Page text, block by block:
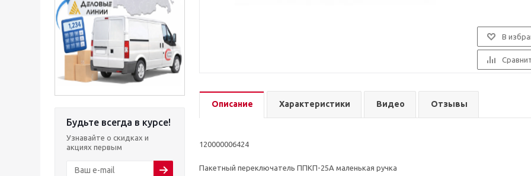
Будьте всегда в курсе!
Узнавайте о скидках и
акциях первым
В
Описание Характеристики Видео Отзывы
120000006424
Пакетный переключатель ППКП-25А маленькая ручка